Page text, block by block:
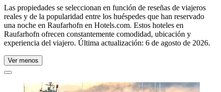
Las propiedades se seleccionan en función de reseñas de viajeros
reales y de la popularidad entre los huéspedes que han reservado
una noche en Raufarhofn en Hotels.com. Estos hoteles en
Raufarhofn ofrecen constantemente comodidad, ubicación y
experiencia del viajero. Última actualización: 6 de agosto de 2026.
Ver menos